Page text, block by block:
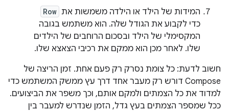
המידות של הילד או הילדה משמשות את Row
כדי לקבוע את הגודל שלה. הוא משתמש בגובה
המקסימלי של הילד ובסכום הרוחבים של הילדים
שלו. לאחר מכן הוא ממקם את רכיבי הצאצא שלו.
חשוב לדעת: כל צומת נסרק רק פעם אחת. זמן הריצה של
Compose דורש רק מעבר אחד דרך עץ ממשק המשתמש כדי
למדוד את כל הצמתים ולמקם אותם, וכך משפר את הביצועים.
ככל שמספר הצמתים בעץ גדל, הזמן שנדרש למעבר בין